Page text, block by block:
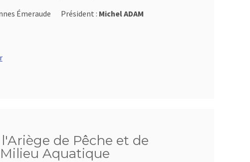
Émeraude
Président : Michel ADAM
de Pêche et de
Aquatique